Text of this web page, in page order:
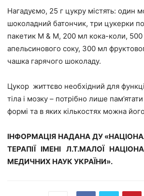
Нагадуємо, 25 г цукру містять: один
шоколадний батончик, три цукерки
пакетик М & M, 200 мл кока-коли,
апельсинового соку, 300 мл
чашка гарячого шоколаду.
Цукор життєво необхідний для
тіла і мозку – потрібно лише
формі та в яких кількостях можна
ІНФОРМАЦІЯ НАДАНА ДУ
ТЕРАПІЇ ІМЕНІ Л.Т.МАЛОЇ
МЕДИЧНИХ НАУК УКРАЇНИ».